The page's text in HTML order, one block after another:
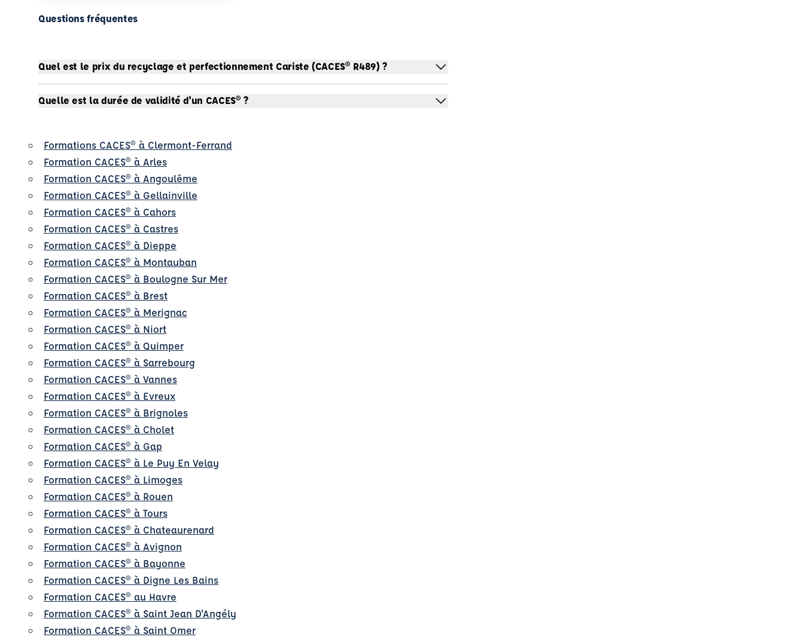
Questions fréquentes
Quel est le prix du recyclage et perfectionnement Cariste (CACES® R489) ?
Quelle est la durée de validité d'un CACES® ?
Formations CACES® à Clermont-Ferrand
Formation CACES® à Arles
Formation CACES® à Angoulême
Formation CACES® à Gellainville
Formation CACES® à Cahors
Formation CACES® à Castres
Formation CACES® à Dieppe
Formation CACES® à Montauban
Formation CACES® à Boulogne Sur Mer
Formation CACES® à Brest
Formation CACES® à Merignac
Formation CACES® à Niort
Formation CACES® à Quimper
Formation CACES® à Sarrebourg
Formation CACES® à Vannes
Formation CACES® à Evreux
Formation CACES® à Brignoles
Formation CACES® à Cholet
Formation CACES® à Gap
Formation CACES® à Le Puy En Velay
Formation CACES® à Limoges
Formation CACES® à Rouen
Formation CACES® à Tours
Formation CACES® à Chateaurenard
Formation CACES® à Avignon
Formation CACES® à Bayonne
Formation CACES® à Digne Les Bains
Formation CACES® au Havre
Formation CACES® à Saint Jean D'Angély
Formation CACES® à Saint Omer